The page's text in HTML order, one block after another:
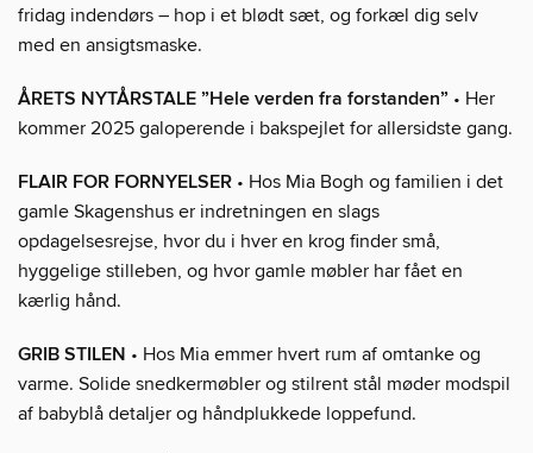
fridag indendørs – hop i et blødt sæt, og forkæl dig selv
med en ansigtsmaske.
ÅRETS NYTÅRSTALE ”Hele verden fra forstanden” • Her
kommer 2025 galoperende i bakspejlet for allersidste gang.
FLAIR FOR FORNYELSER • Hos Mia Bogh og familien i det
gamle Skagenshus er indretningen en slags
opdagelsesrejse, hvor du i hver en krog finder små,
hyggelige stilleben, og hvor gamle møbler har fået en
kærlig hånd.
GRIB STILEN • Hos Mia emmer hvert rum af omtanke og
varme. Solide snedkermøbler og stilrent stål møder modspil
af babyblå detaljer og håndplukkede loppefund.